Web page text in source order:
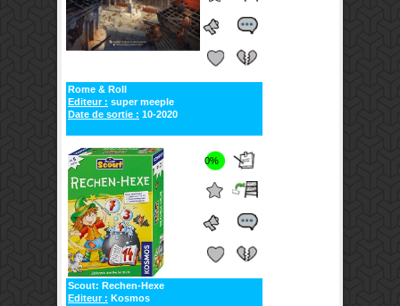
Rome & Roll
Editeur : super meeple
Date de sortie : 10-2020
0%
Scout: Rechen-Hexe
Editeur : Kosmos